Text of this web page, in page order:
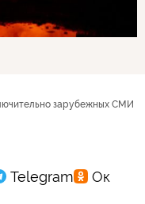
зарубежных СМИ